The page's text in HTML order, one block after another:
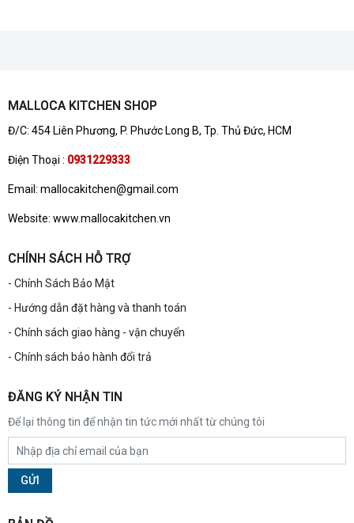
MALLOCA KITCHEN SHOP
Đ/C: 454 Liên Phương, P. Phước Long B, Tp. Thủ Đức, HCM
Điện Thoại : 0931229333
Email: mallocakitchen@gmail.com
Website: www.mallocakitchen.vn
CHÍNH SÁCH HỖ TRỢ
- Chính Sách Bảo Mật
- Hướng dẫn đặt hàng và thanh toán
- Chính sách giao hàng - vận chuyển
- Chính sách bảo hành đổi trả
ĐĂNG KÝ NHẬN TIN
Để lại thông tin để nhận tin tức mới nhất từ chúng tôi